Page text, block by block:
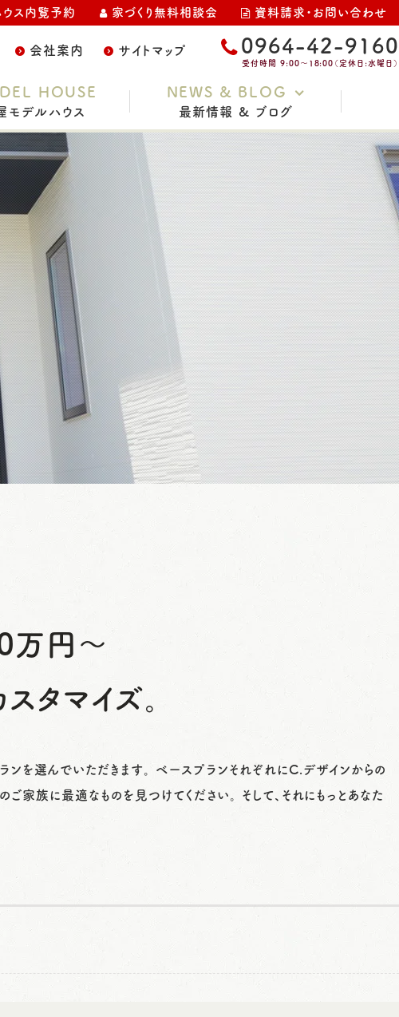
会社案内 サイトマップ
ス内覧予約 家づくり無料相談会 資料請求・お問い合わせ
0964-42-9160
受付時間 9:00～18:00（定休日:水曜日）
HOUSE
モデルハウス
NEWS & BLOG
最新情報 & ブログ
お知らせ
家づくりコラム
スタッフブログ
イベント・完成見学会
土地情報
現場レポート
万円～
タマイズ。
ンを選んでいただきます。 ベースプランそれぞれにC.デザインからの
ご家族に最適なものを見つけてください。 そして、それにもっとあなた